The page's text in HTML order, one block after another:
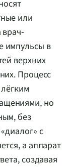
или
врач-
импульсы в
верхних
Процесс
но
без
с
а аппарат
создавая